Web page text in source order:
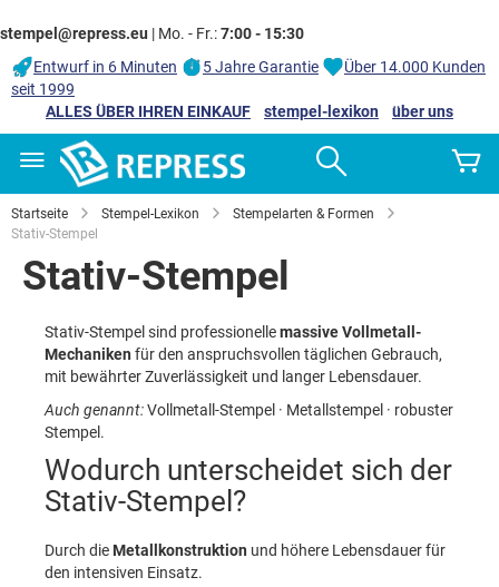
stempel@repress.eu | Mo. - Fr.:7:00 - 15:30
Entwurf in 6 Minuten
5 Jahre Garantie
Über 14.000 Kunden
seit 1999
ALLES ÜBER IHREN EINKAUF
stempel-lexikon
über uns
Inhalt
Startseite Stempel-Lexikon
Stempelarten & Formen
Stativ-Stempel
Stativ-Stempel
Stativ-Stempel sind professionellemassive Vollmetall-
Mechaniken für den anspruchsvollen täglichen Gebrauch,
mit bewährter Zuverlässigkeit und langer Lebensdauer.
Auch genannt:Vollmetall-Stempel · Metallstempel · robuster
Stempel.
Wodurch unterscheidet sich der
Stativ-Stempel?
Durch die Metallkonstruktion und höhere Lebensdauer für
den intensiven Einsatz.